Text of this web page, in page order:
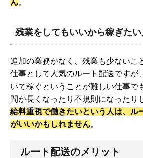
残業をしてもいいから稼ぎたい
追加の業務がなく、残業も少ないこ
仕事として人気のルート配送ですが
いて稼ぐということが難しい仕事で
間が長くなったり不規則になったり
給料重視で働きたいという人は、ル
がいいかもしれません。
ルート配送のメリット